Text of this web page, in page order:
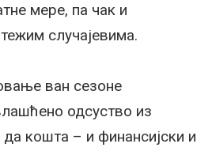
мере, па чак и
случајевима.
ван сезоне
одсуство из
кошта – и финансијски и